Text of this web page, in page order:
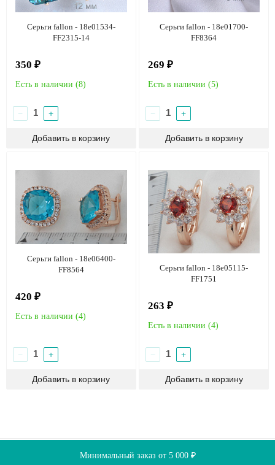
Минимальный заказ от 5 000 ₽
Серьги fallon - 18e01534-
FF2315-14
350 ₽
Есть в наличии (8)
− +
Серьги fallon - 18e01700-
FF8364
269 ₽
Есть в наличии (5)
− +
Серьги fallon - 18e06400-
FF8564
420 ₽
Есть в наличии (4)
− +
Серьги fallon - 18e05115-
FF1751
263 ₽
Есть в наличии (4)
− +
О компании Доставка Оплата Скидки